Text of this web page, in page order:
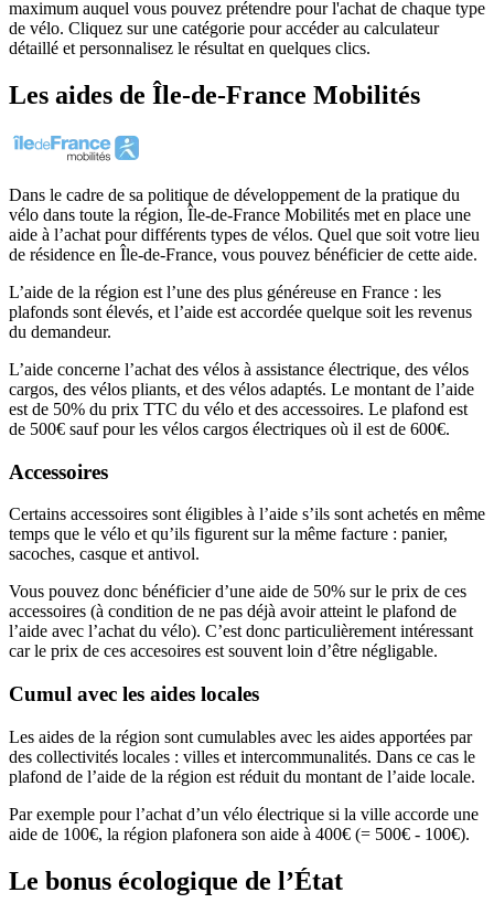
maximum auquel vous pouvez prétendre pour l'achat de chaque type
de vélo. Cliquez sur une catégorie pour accéder au calculateur
détaillé et personnalisez le résultat en quelques clics.
Les aides de Île-de-France Mobilités
Dans le cadre de sa politique de développement de la pratique du
vélo dans toute la région, Île-de-France Mobilités met en place une
aide à l’achat pour différents types de vélos. Quel que soit votre lieu
de résidence en Île-de-France, vous pouvez bénéficier de cette aide.
L’aide de la région est l’une des plus généreuse en France : les
plafonds sont élevés, et l’aide est accordée quelque soit les revenus
du demandeur.
L’aide concerne l’achat des vélos à assistance électrique, des vélos
cargos, des vélos pliants, et des vélos adaptés. Le montant de l’aide
est de 50% du prix TTC du vélo et des accessoires. Le plafond est
de 500€ sauf pour les vélos cargos électriques où il est de 600€.
Accessoires
Certains accessoires sont éligibles à l’aide s’ils sont achetés en même
temps que le vélo et qu’ils figurent sur la même facture : panier,
sacoches, casque et antivol.
Vous pouvez donc bénéficier d’une aide de 50% sur le prix de ces
accessoires (à condition de ne pas déjà avoir atteint le plafond de
l’aide avec l’achat du vélo). C’est donc particulièrement intéressant
car le prix de ces accesoires est souvent loin d’être négligable.
Cumul avec les aides locales
Les aides de la région sont cumulables avec les aides apportées par
des collectivités locales : villes et intercommunalités. Dans ce cas le
plafond de l’aide de la région est réduit du montant de l’aide locale.
Par exemple pour l’achat d’un vélo électrique si la ville accorde une
aide de 100€, la région plafonera son aide à 400€ (= 500€ - 100€).
Le bonus écologique de l’État